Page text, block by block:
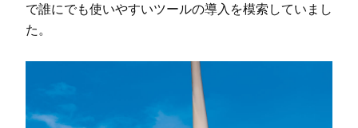
で誰にでも使いやすいツールの導入を模索していまし
た。